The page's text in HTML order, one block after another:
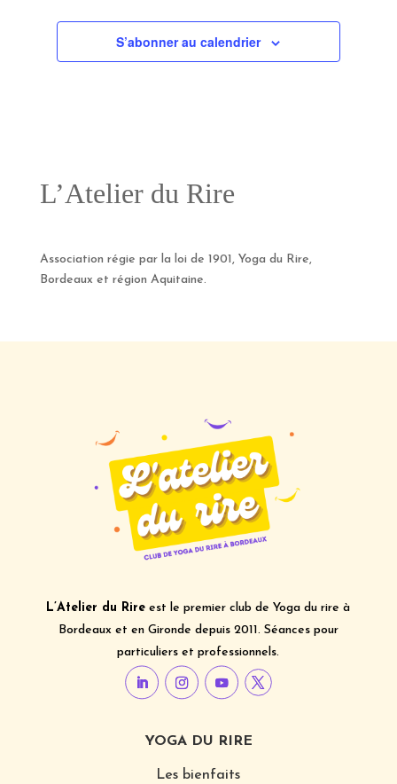
S’abonner au calendrier
L’Atelier du Rire
Association régie par la loi de 1901, Yoga du Rire,
Bordeaux et région Aquitaine.
L’Atelier du Rire est le premier club de Yoga du rire à
Bordeaux et en Gironde depuis 2011. Séances pour
particuliers et professionnels.
YOGA DU RIRE
Les bienfaits